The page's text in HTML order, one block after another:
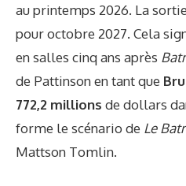
au printemps 2026. La
pour octobre 2027. Cela
en salles cinq ans après
de Pattinson en tant que
772,2 millions de dollars
forme le scénario de Le
Mattson Tomlin.